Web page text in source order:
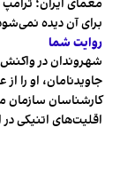
معمای ایران؛
برای آن دیده
روایت شما
شهروندان در واکنش
جاویدنامان، او را
کارشناسان سازمان
اقلیت‌های اتنیکی